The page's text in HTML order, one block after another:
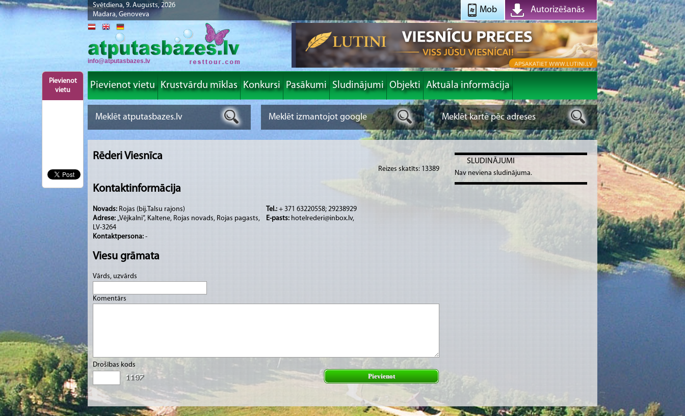
Svētdiena, 9. Augusts, 2026
Madara, Genoveva
Autorizēšanās
Mob
Pievienot
vietu
info@atputasbazes.lv
Pievienot vietu Krustvārdu mīklas Konkursi Pasākumi Sludinājumi Objekti Aktuāla informācija
Rēderi Viesnīca
Reizes skatīts: 13389
Kontaktinformācija
Novads: Rojas (bij.Talsu rajons)
Adrese: „Vējkalni”, Kaltene, Rojas novads, Rojas pagasts,
LV-3264
Kontaktpersona: -
Tel.: + 371 63220558; 29238929
E-pasts: hotelrederi@inbox.lv,
Viesu grāmata
Vārds, uzvārds
Komentārs
Drošības kods
Pievienot
SLUDINĀJUMI
Nav neviena sludinājuma.